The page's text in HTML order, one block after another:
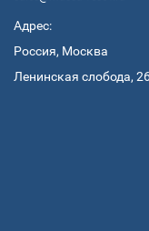
Адрес:
Россия, Москва
Ленинская слобода,